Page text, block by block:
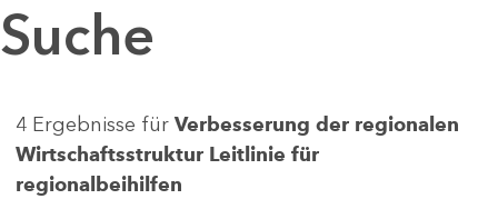
Suche
4 Ergebnisse für Verbesserung der regionalen
Wirtschaftsstruktur Leitlinie für
regionalbeihilfen